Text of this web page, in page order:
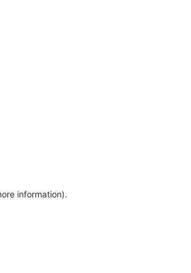
information).